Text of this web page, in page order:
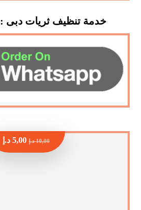
خدمة تنظيف ثريات دبى : 0568199078
10,00 د.إ 5,00 د.إ